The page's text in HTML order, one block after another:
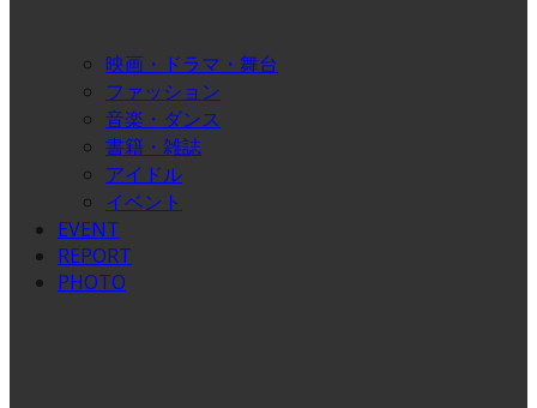
映画・ドラマ・舞台
ファッション
音楽・ダンス
書籍・雑誌
アイドル
イベント
EVENT
REPORT
PHOTO